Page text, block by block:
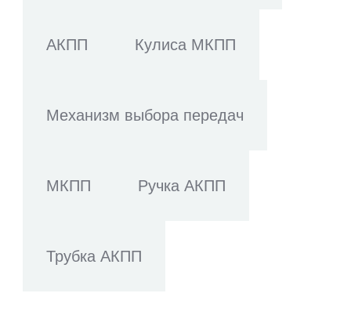
АКПП Кулиса МКПП
Механизм выбора передач
МКПП Ручка АКПП
Трубка АКПП